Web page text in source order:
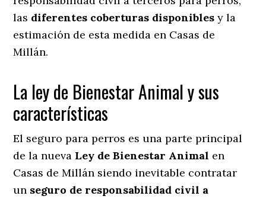
las diferentes coberturas disponibles y la
estimación de esta medida en Casas de
Millán.
La ley de Bienestar Animal y sus
características
El seguro para perros es una parte principal
de la nueva Ley de Bienestar Animal en
Casas de Millán siendo inevitable contratar
un seguro de responsabilidad civil a